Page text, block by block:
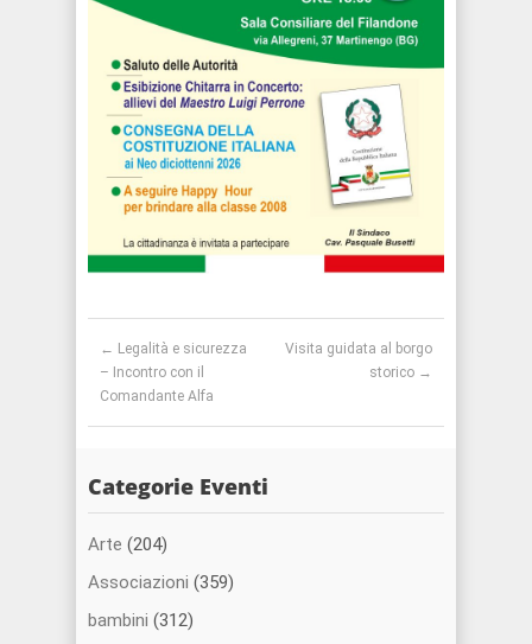
navigation
← Legalità e sicurezza
– Incontro con il
Comandante Alfa
Visita guidata al borgo
storico →
Categorie Eventi
Arte (204)
Associazioni (359)
bambini (312)